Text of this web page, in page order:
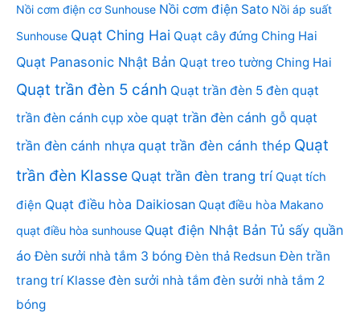
Nồi cơm điện cơ Sunhouse Nồi cơm điện Sato Nồi áp suất
Sunhouse Quạt Ching Hai Quạt cây đứng Ching Hai
Quạt Panasonic Nhật Bản Quạt treo tường Ching Hai
Quạt trần đèn 5 cánh Quạt trần đèn 5 đèn quạt
trần đèn cánh cụp xòe quạt trần đèn cánh gỗ quạt
trần đèn cánh nhựa quạt trần đèn cánh thép Quạt
trần đèn Klasse Quạt trần đèn trang trí Quạt tích
điện Quạt điều hòa Daikiosan Quạt điều hòa Makano
quạt điều hòa sunhouse Quạt điện Nhật Bản Tủ sấy quần
áo Đèn sưởi nhà tắm 3 bóng Đèn thả Redsun Đèn trần
trang trí Klasse đèn sưởi nhà tắm đèn sưởi nhà tắm 2
bóng